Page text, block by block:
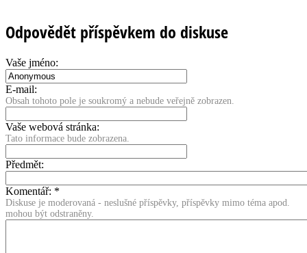
Odpovědět příspěvkem do diskuse
Vaše jméno:
E-mail:
Obsah tohoto pole je soukromý a nebude veřejně zobrazen.
Vaše webová stránka:
Tato informace bude zobrazena.
Předmět:
Komentář: *
Diskuse je moderovaná - neslušné příspěvky, příspěvky mimo téma apod.
mohou být odstraněny.